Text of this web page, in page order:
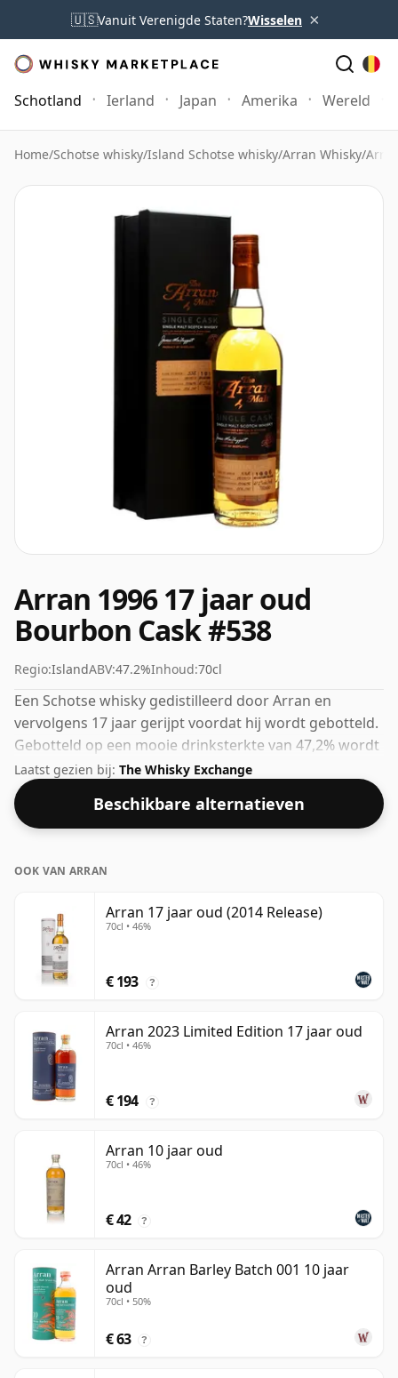
🇺🇸Vanuit Verenigde Staten?Wisselen ×
Schotland Ierland Japan Amerika Wereld
Home/Schotse whisky/Island Schotse whisky/Arran Whisky/
Arran 1996 17 jaar oud
Bourbon Cask #538
Regio:IslandABV:47.2%Inhoud:70cl
Een Schotse whisky gedistilleerd door Arran en
vervolgens 17 jaar gerijpt voordat hij wordt gebotteld.
Gebotteld op een mooie drinksterkte van 47,2% wordt
deze whisky geleverd in een fles van 70cl.
Laatst gezien bij: The Whisky Exchange
Beschikbare alternatieven
OOK VAN ARRAN
Arran 17 jaar oud (2014 Release)
70cl • 46%
€ 193 ?
Arran 2023 Limited Edition 17 jaar oud
70cl • 46%
€ 194 ?
Arran 10 jaar oud
70cl • 46%
€ 42 ?
Arran Arran Barley Batch 001 10 jaar
oud
70cl • 50%
€ 63 ?